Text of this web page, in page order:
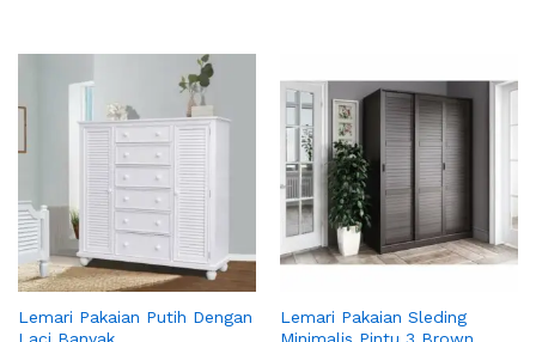
Lemari Pakaian Putih Dengan
Laci Banyak
Lemari Pakaian Sleding
Minimalis Pintu 3 Brown